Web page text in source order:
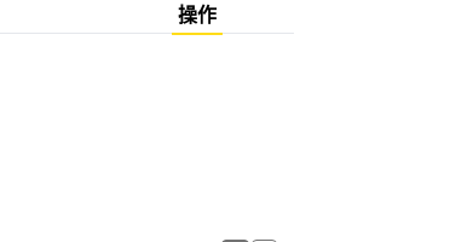
操作